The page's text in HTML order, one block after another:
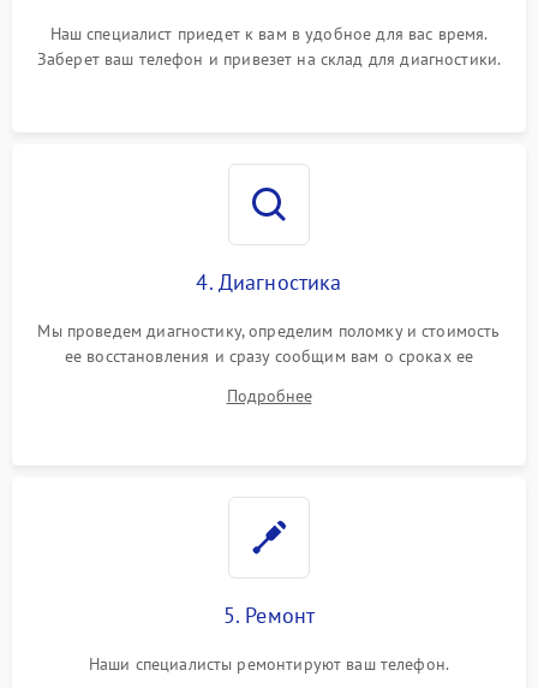
Наш специалист приедет к вам в удобное для вас время.
Заберет ваш телефон и привезет на склад для диагностики.
4. Диагностика
Мы проведем диагностику, определим поломку и стоимость
ее восстановления и сразу сообщим вам о сроках ее
Подробнее
5. Ремонт
Наши специалисты ремонтируют ваш телефон.